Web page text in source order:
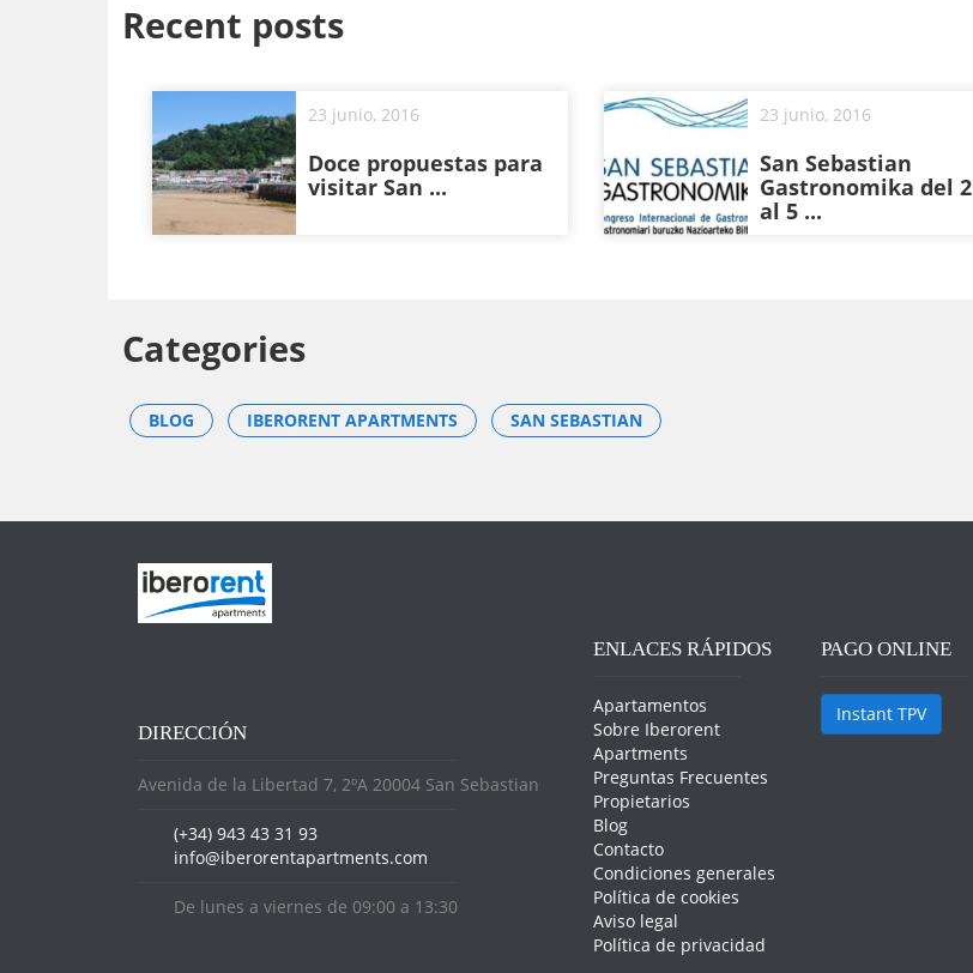
Recent posts
23 junio, 2016
Doce propuestas para
visitar San ...
23 junio, 2016
San Sebastian
Gastronomika del 2
al 5 ...
Categories
BLOG IBERORENT APARTMENTS SAN SEBASTIAN
DIRECCIÓN
Avenida de la Libertad 7, 2ºA 20004 San Sebastian
(+34) 943 43 31 93
info@iberorentapartments.com
De lunes a viernes de 09:00 a 13:30
ENLACES RÁPIDOS
Apartamentos
Sobre Iberorent
Apartments
Preguntas Frecuentes
Propietarios
Blog
Contacto
Condiciones generales
Política de cookies
Aviso legal
Política de privacidad
PAGO ONLINE
Instant TPV